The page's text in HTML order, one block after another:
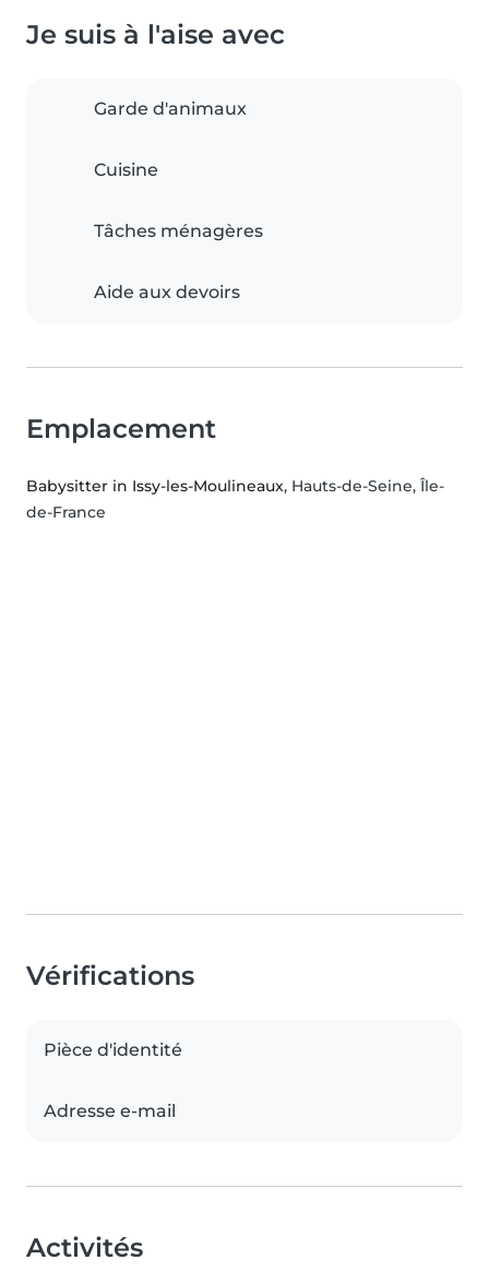
Je suis à l'aise avec
Garde d'animaux
Cuisine
Tâches ménagères
Aide aux devoirs
Emplacement
Babysitter in Issy-les-Moulineaux, Hauts-de-Seine, Île-
de-France
Vérifications
Pièce d'identité
Adresse e-mail
Activités